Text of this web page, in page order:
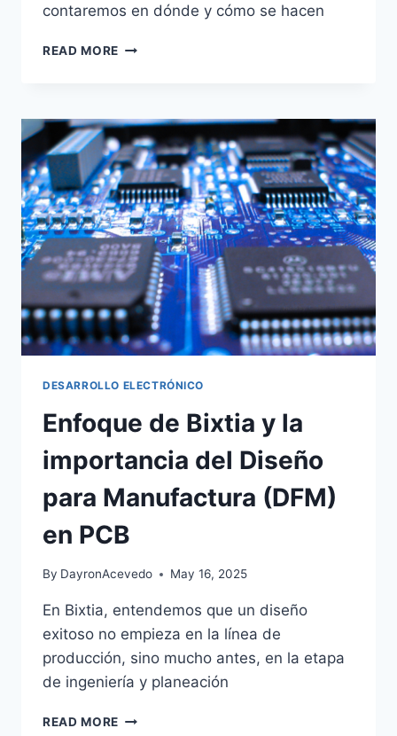
contaremos en dónde y cómo se hacen
READ MORE
DESARROLLO ELECTRÓNICO
Enfoque de Bixtia y la
importancia del Diseño
para Manufactura (DFM)
en PCB
By DayronAcevedo May 16, 2025
En Bixtia, entendemos que un diseño
exitoso no empieza en la línea de
producción, sino mucho antes, en la etapa
de ingeniería y planeación
READ MORE